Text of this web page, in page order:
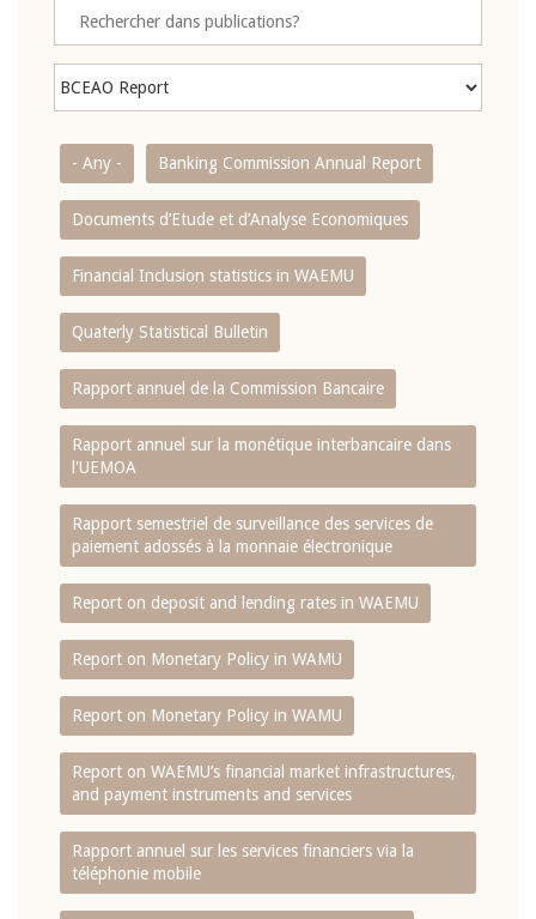
- Any - Banking Commission Annual Report
Documents d’Etude et d’Analyse Economiques
Financial Inclusion statistics in WAEMU
Quaterly Statistical Bulletin
Rapport annuel de la Commission Bancaire
Rapport annuel sur la monétique interbancaire dans
l'UEMOA
Rapport semestriel de surveillance des services de
paiement adossés à la monnaie électronique
Report on deposit and lending rates in WAEMU
Report on Monetary Policy in WAMU
Report on Monetary Policy in WAMU
Report on WAEMU’s financial market infrastructures,
and payment instruments and services
Rapport annuel sur les services financiers via la
téléphonie mobile